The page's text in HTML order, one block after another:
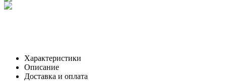
Характеристики
Описание
Доставка и оплата